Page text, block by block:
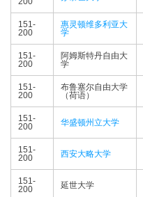
151-
200
惠灵顿维多利亚大
学
151-
200
阿姆斯特丹自由大
学
151-
200
布鲁塞尔自由大学
（荷语）
151-
200
华盛顿州立大学
151-
200
西安大略大学
151-
200
延世大学